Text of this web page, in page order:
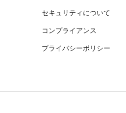
セキュリティについて
コンプライアンス
プライバシーポリシー